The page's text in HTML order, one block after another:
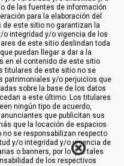
de las fuentes de información
para la elaboración del
este sitio no garantizan la
integridad y/o vigencia de los
de este sitio deslindan toda
puedan llegar a dar a la
en el contenido de este sitio
titulares de este sitio no se
patrimoniales y/o perjuicios que
sobre la base de los datos
a este último. Los titulares
ningún tipo de acuerdo,
que publicitan sus
que la locación de espacios
se responsabilizan respecto
y/o integridad y/o vigencia de
o banners, por lo que tales
de los respectivos